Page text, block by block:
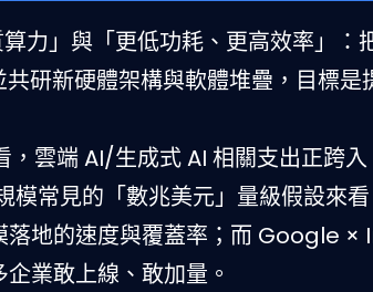
力」與「更低功耗、更高效率」：
研新硬體架構與軟體堆疊，目標是
，雲端 AI/生成式 AI 相關支出正跨
模常見的「數兆美元」量級假設來
落地的速度與覆蓋率；而 Google ×
業敢上線、敢加量。